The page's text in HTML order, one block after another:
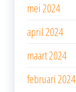
mei 2024
april 2024
maart 2024
februari 2024